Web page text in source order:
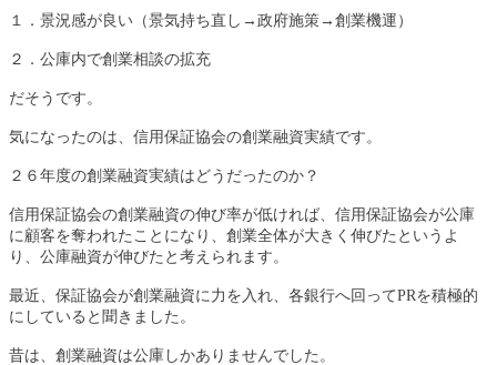
１．景況感が良い（景気持ち直し→政府施策→創業機運）
２．公庫内で創業相談の拡充
だそうです。
気になったのは、信用保証協会の創業融資実績です。
２６年度の創業融資実績はどうだったのか？
信用保証協会の創業融資の伸び率が低ければ、信用保証協会が公庫
に顧客を奪われたことになり、創業全体が大きく伸びたというよ
り、公庫融資が伸びたと考えられます。
最近、保証協会が創業融資に力を入れ、各銀行へ回ってPRを積極的
にしていると聞きました。
昔は、創業融資は公庫しかありませんでした。